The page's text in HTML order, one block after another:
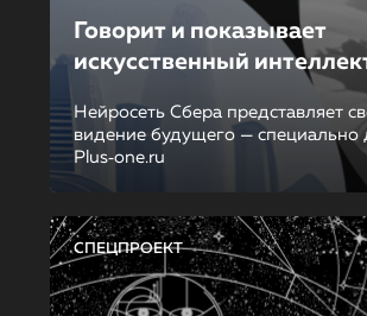
Говорит и показывает
искусственный
Нейросеть Сбера представляет
видение будущего — специально
Plus‑one.ru
СПЕЦПРОЕКТ